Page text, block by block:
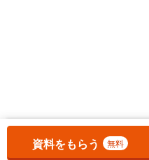
お気に入りに追加しました。
資料をもらう 無料